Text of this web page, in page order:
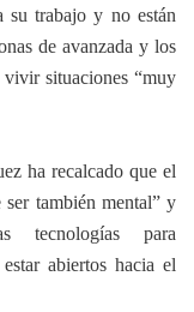
su trabajo y no están
de avanzada y los
situaciones “muy
ha recalcado que el
también mental” y
tecnologías para
abiertos hacia el